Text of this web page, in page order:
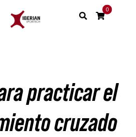
0
practicar el
cruzado